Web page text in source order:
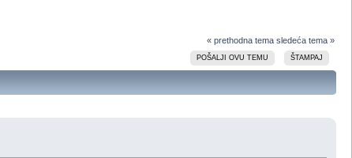
« prethodna tema sledeća tema »
POŠALJI OVU TEMU ŠTAMPAJ